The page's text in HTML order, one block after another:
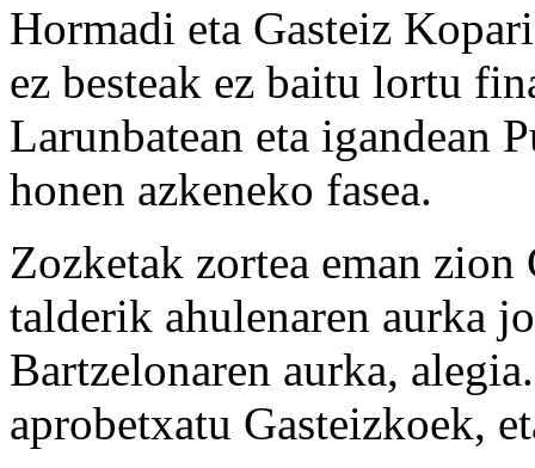
Hormadi eta Gasteiz
ez besteak ez baitu lortu
Larunbatean eta igandean
honen azkeneko fasea.
Zozketak zortea eman zion
talderik ahulenaren aurka
Bartzelonaren aurka,
aprobetxatu Gasteizkoek,